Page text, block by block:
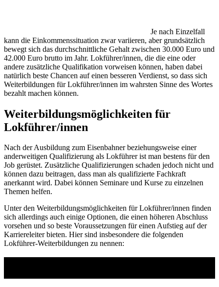
Je nach Einzelfall
kann die Einkommenssituation zwar variieren, aber grundsätzlich
bewegt sich das durchschnittliche Gehalt zwischen 30.000 Euro und
42.000 Euro brutto im Jahr. Lokführer/innen, die die eine oder
andere zusätzliche Qualifikation vorweisen können, haben dabei
natürlich beste Chancen auf einen besseren Verdienst, so dass sich
Weiterbildungen für Lokführer/innen im wahrsten Sinne des Wortes
bezahlt machen können.
Weiterbildungsmöglichkeiten für
Lokführer/innen
Nach der Ausbildung zum Eisenbahner beziehungsweise einer
anderweitigen Qualifizierung als Lokführer ist man bestens für den
Job gerüstet. Zusätzliche Qualifizierungen schaden jedoch nicht und
können dazu beitragen, dass man als qualifizierte Fachkraft
anerkannt wird. Dabei können Seminare und Kurse zu einzelnen
Themen helfen.
Unter den Weiterbildungsmöglichkeiten für Lokführer/innen finden
sich allerdings auch einige Optionen, die einen höheren Abschluss
vorsehen und so beste Voraussetzungen für einen Aufstieg auf der
Karriereleiter bieten. Hier sind insbesondere die folgenden
Lokführer-Weiterbildungen zu nennen: